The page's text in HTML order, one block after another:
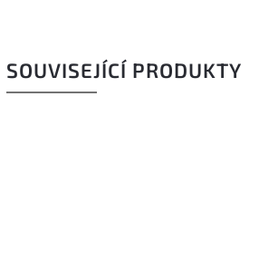
SOUVISEJÍCÍ PRODUKTY